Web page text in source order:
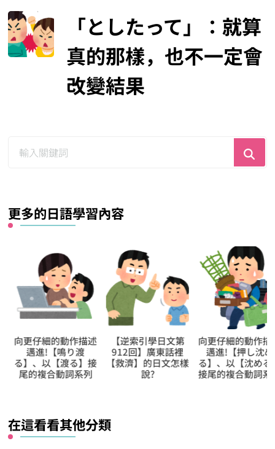
「としたって」：就算
真的那樣，也不一定會
改變結果
更多的日語學習內容
向更仔細的動作描述
邁進!【鳴り渡
る】、以【渡る】接
尾的複合動詞系列
【逆索引學日文第
912回】廣東話裡
【救濟】的日文怎樣
說?
向更仔細的動作描述
邁進!【押し沈め
る】、以【沈める】
接尾的複合動詞系列
在這看看其他分類